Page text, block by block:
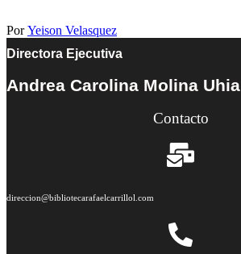
PorYeison Velasquez
Directora Ejecutiva
Andrea Carolina Molina Uhia
Contacto
direccion@bibliotecarafaelcarrillol.com